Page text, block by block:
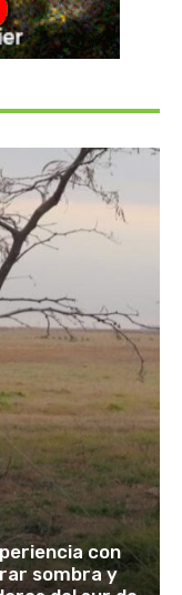
con
sombra y